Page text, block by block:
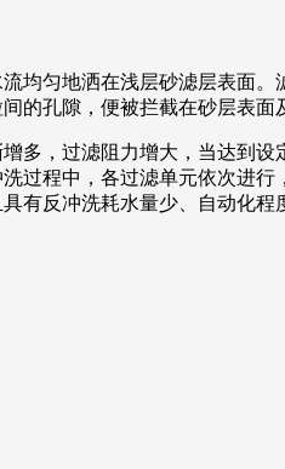
均匀地洒在浅层砂滤层表面
的孔隙，便被拦截在砂层表
多，过滤阻力增大，当达到
过程中，各过滤单元依次进
有反冲洗耗水量少、自动化程